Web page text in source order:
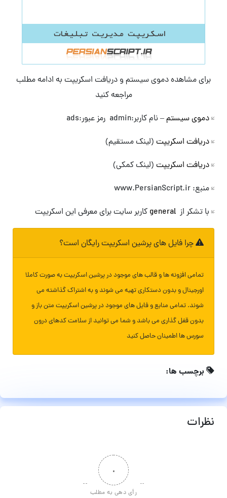
برای مشاهده دموی سیستم و دریافت اسکریپت به ادامه مطلب
مراجعه کنید
دموی سیستم– نام کاربر:admin رمز عبور:ads
دریافت اسکریپت (لینک مستقیم)
دریافت اسکریپت (لینک کمکی)
منبع: www.PersianScript.ir
با تشکر از general کاربر سایت برای معرفی این اسکریپت
چرا فایل های پرشین اسکریپت رایگان است؟
تمامی افزونه ها و قالب های موجود در پرشین اسکریپت به صورت کاملا
اورجینال و بدون دستکاری تهیه می شوند و به اشتراک گذاشته می
شوند. تمامی منابع و فایل های موجود در پرشین اسکریپت متن باز و
بدون قفل گذاری می باشد و شما می توانید از سلامت کدهای درون
سورس ها اطمینان حاصل کنید
برچسب ها:
نظرات
۰
رأی دهی به مطلب